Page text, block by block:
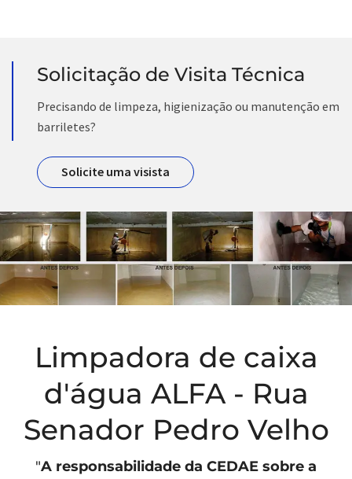
Solicitação de Visita Técnica
Precisando de limpeza, higienização ou manutenção em
barriletes?
Solicite uma visista
Limpadora de caixa
d'água ALFA - Rua
Senador Pedro Velho
"A responsabilidade da CEDAE sobre a